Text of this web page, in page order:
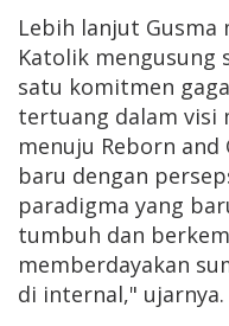
Lebih lanjut Gusma
Katolik mengusung
satu komitmen
tertuang dalam visi
menuju Reborn and
baru dengan
paradigma yang
tumbuh dan
memberdayakan
di internal," ujarnya.